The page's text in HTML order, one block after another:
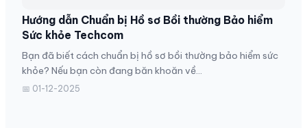
Hướng dẫn Chuẩn bị Hồ sơ Bồi thường Bảo hiểm
Sức khỏe Techcom
Bạn đã biết cách chuẩn bị hồ sơ bồi thường bảo hiểm sức
khỏe? Nếu bạn còn đang băn khoăn về...
📅 01-12-2025